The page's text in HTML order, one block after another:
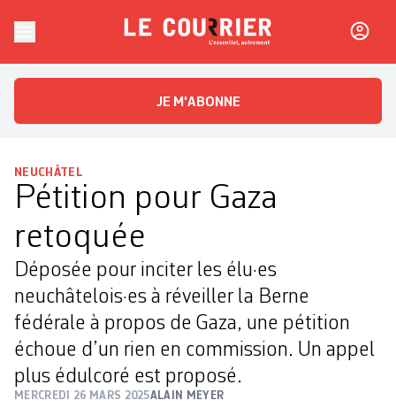
Le CourrierL'essentiel, autrement
JE M'ABONNE
NEUCHÂTEL
Pétition pour Gaza
retoquée
Déposée pour inciter les élu·es
neuchâtelois·es à réveiller la Berne
fédérale à propos de Gaza, une pétition
échoue d’un rien en commission. Un appel
plus édulcoré est proposé.
MERCREDI 26 MARS 2025ALAIN MEYER